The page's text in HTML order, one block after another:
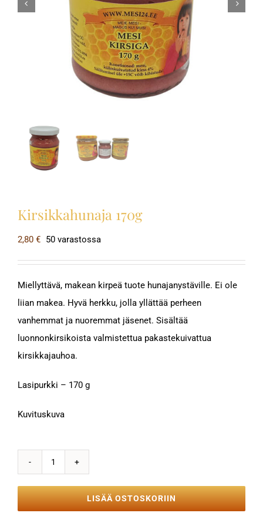
Kirsikkahunaja 170g
2,80 € 50 varastossa
Miellyttävä, makean kirpeä tuote hunajanystäville. Ei ole
liian makea. Hyvä herkku, jolla yllättää perheen
vanhemmat ja nuoremmat jäsenet. Sisältää
luonnonkirsikoista valmistettua pakastekuivattua
kirsikkajauhoa.
Lasipurkki – 170 g
Kuvituskuva
170g
määrä
LISÄÄ OSTOSKORIIN